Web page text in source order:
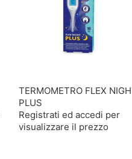
TERMOMETRO FLEX
PLUS
Registrati ed accedi per
visualizzare il prezzo